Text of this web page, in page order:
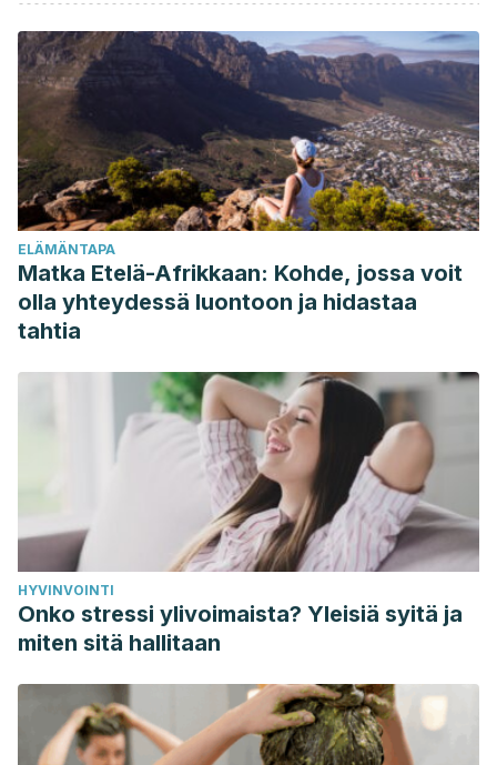
products and plant extracts with antioxidant properties for
the prevnetion/treatment of neurodegenerative diseases:
in vitro, in vivo and clinical trials. Molecules, 2018.
Minaiyan M., Ghannadi A., Asadi M., Etemad M., et al., Anti
inflammatory effect of prunus armeniaca L. (Apricot extracts
ameliorates TNBS induced ulcerative colitis in rats. Res
Pharm Sci, 2014. 9 (4): 225-231.
Saari JC., Vitamin A and vision. Subcell Biochem, 2016. 81:
231-259.
ELÄMÄNTAPA
Matka Etelä-Afrikkaan: Kohde, jossa voit
olla yhteydessä luontoon ja hidastaa
tahtia
HYVINVOINTI
Onko stressi ylivoimaista? Yleisiä syitä ja
miten sitä hallitaan